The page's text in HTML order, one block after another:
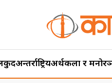
अन्तर्राष्ट्रियअर्थकला र